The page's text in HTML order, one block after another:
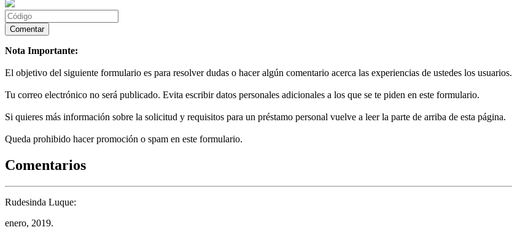
Nota Importante:
El objetivo del siguiente formulario es para resolver dudas o hacer algún comentario acerca las experiencias de ustedes los usuarios.
Tu correo electrónico no será publicado. Evita escribir datos personales adicionales a los que se te piden en este formulario.
Si quieres más información sobre la solicitud y requisitos para un préstamo personal vuelve a leer la parte de arriba de esta página.
Queda prohibido hacer promoción o spam en este formulario.
Comentarios
Rudesinda Luque:
enero, 2019.